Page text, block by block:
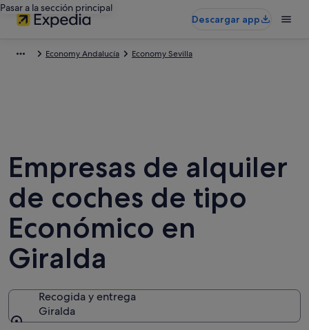
Pasar a la sección principal
Descargar app
Economy Andalucía Economy Sevilla
Empresas de alquiler
de coches de tipo
Económico en
Giralda
Recogida y entrega
Giralda